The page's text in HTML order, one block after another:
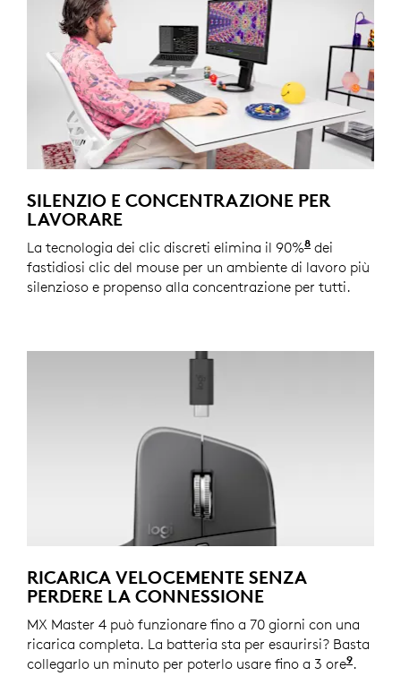
SILENZIO E CONCENTRAZIONE PER
LAVORARE
La tecnologia dei clic discreti elimina il 90%8 Rispetto a
dei
fastidiosi clic del mouse per un ambiente di lavoro più
silenzioso e propenso alla concentrazione per tutti.
RICARICA VELOCEMENTE SENZA
PERDERE LA CONNESSIONE
MX Master 4 può funzionare fino a 70 giorni con una
ricarica completa. La batteria sta per esaurirsi? Basta
collegarlo un minuto per poterlo usare fino a 3 ore9La
.